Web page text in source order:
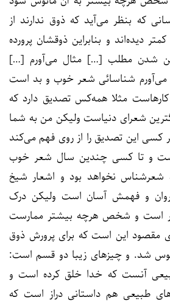
که بنظر می‌آید که ذوق ندارند از
دیده‌اند و بنابراین ذوقشان پرورده
شدن مطلب […] مثال می‌آورم […]
می‌آورم شناسائی شعر خوب و بد است
مثلا همه‌کس تصدیق دارد که
شعرای دنیاست ولیکن من به شما
کسی این تصدیق را از روی فهم می‌کند
است و تا کسی چندین سال شعر خوب
شعرشناس نخواهد بود و اشعار شیخ
و فهمش آسان است ولیکن درک
است و شخص هرچه بیشتر ممارست
مقصود این است که برای پرورش ذوق
شد. و چیزهای زیبا دو قسم است:
آنست که خدا خلق کرده است و
طبیعی هم داستانی دراز است که